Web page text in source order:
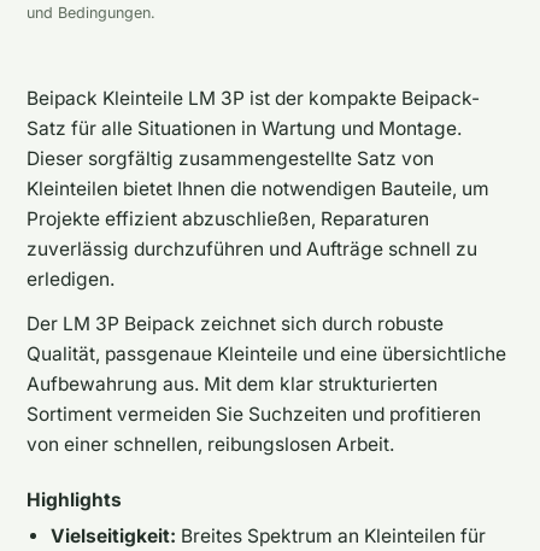
und Bedingungen.
Beipack Kleinteile LM 3P ist der kompakte Beipack-
Satz für alle Situationen in Wartung und Montage.
Dieser sorgfältig zusammengestellte Satz von
Kleinteilen bietet Ihnen die notwendigen Bauteile, um
Projekte effizient abzuschließen, Reparaturen
zuverlässig durchzuführen und Aufträge schnell zu
erledigen.
Der LM 3P Beipack zeichnet sich durch robuste
Qualität, passgenaue Kleinteile und eine übersichtliche
Aufbewahrung aus. Mit dem klar strukturierten
Sortiment vermeiden Sie Suchzeiten und profitieren
von einer schnellen, reibungslosen Arbeit.
Highlights
Vielseitigkeit: Breites Spektrum an Kleinteilen für